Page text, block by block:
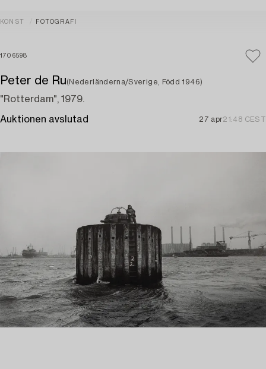
KONST FOTOGRAFI
1706598
Peter de Ru(Nederländerna/Sverige, Född 1946)
"Rotterdam", 1979.
Auktionen avslutad 27 apr21:48 CEST